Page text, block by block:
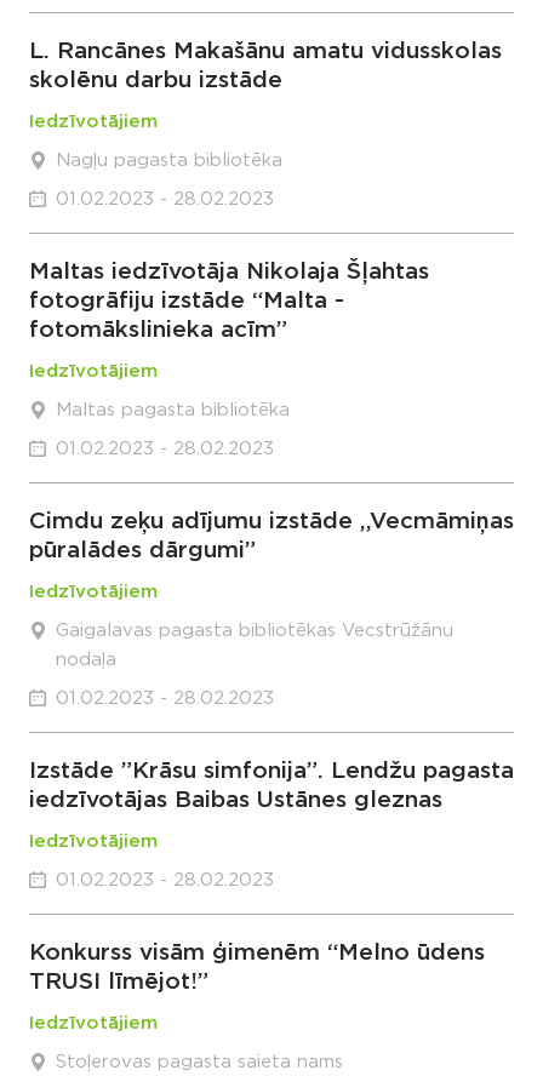
L. Rancānes Makašānu amatu vidusskolas
skolēnu darbu izstāde
Iedzīvotājiem
Nagļu pagasta bibliotēka
01.02.2023 - 28.02.2023
Maltas iedzīvotāja Nikolaja Šļahtas
fotogrāfiju izstāde “Malta -
fotomākslinieka acīm”
Iedzīvotājiem
Maltas pagasta bibliotēka
01.02.2023 - 28.02.2023
Cimdu zeķu adījumu izstāde ,,Vecmāmiņas
pūralādes dārgumi”
Iedzīvotājiem
Gaigalavas pagasta bibliotēkas Vecstrūžānu
nodaļa
01.02.2023 - 28.02.2023
Izstāde ”Krāsu simfonija”. Lendžu pagasta
iedzīvotājas Baibas Ustānes gleznas
Iedzīvotājiem
01.02.2023 - 28.02.2023
Konkurss visām ģimenēm “Melno ūdens
TRUSI līmējot!”
Iedzīvotājiem
Stoļerovas pagasta saieta nams